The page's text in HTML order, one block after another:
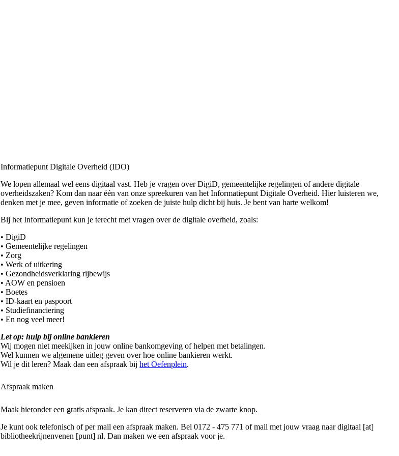
Informatiepunt Digitale Overheid (IDO)
We lopen allemaal wel eens digitaal vast. Heb je vragen over DigiD, gemeentelijke regelingen of andere digitale
overheidszaken? Kom dan naar één van onze spreekuren van het Informatiepunt Digitale Overheid. Hier luisteren we,
denken met je mee, geven informatie of zoeken de juiste hulp dicht bij huis. Je bent van harte welkom!
Bij het Informatiepunt kun je terecht met vragen over de digitale overheid, zoals:
• DigiD
• Gemeentelijke regelingen
• Zorg
• Werk of uitkering
• Gezondheidsverklaring rijbewijs
• AOW en pensioen
• Boetes
• ID-kaart en paspoort
• Studiefinanciering
• En nog veel meer!
Let op: hulp bij online bankieren
Wij mogen niet meekijken in jouw online bankomgeving of helpen met betalingen.
Wel kunnen we algemene uitleg geven over hoe online bankieren werkt.
Wil je dit leren? Maak dan een afspraak bijhet Oefenplein.
Afspraak maken
Maak hieronder een gratis afspraak. Je kan direct reserveren via de zwarte knop.
Je kunt ook telefonisch of per mail een afspraak maken. Bel 0172 - 475 771 of mail met jouw vraag naardigitaal [at]
bibliotheekrijnenvenen [punt] nl. Dan maken we een afspraak voor je.